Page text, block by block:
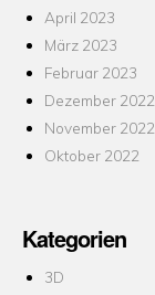
April 2023
März 2023
Februar 2023
Dezember 2022
November 2022
Oktober 2022
Kategorien
3D